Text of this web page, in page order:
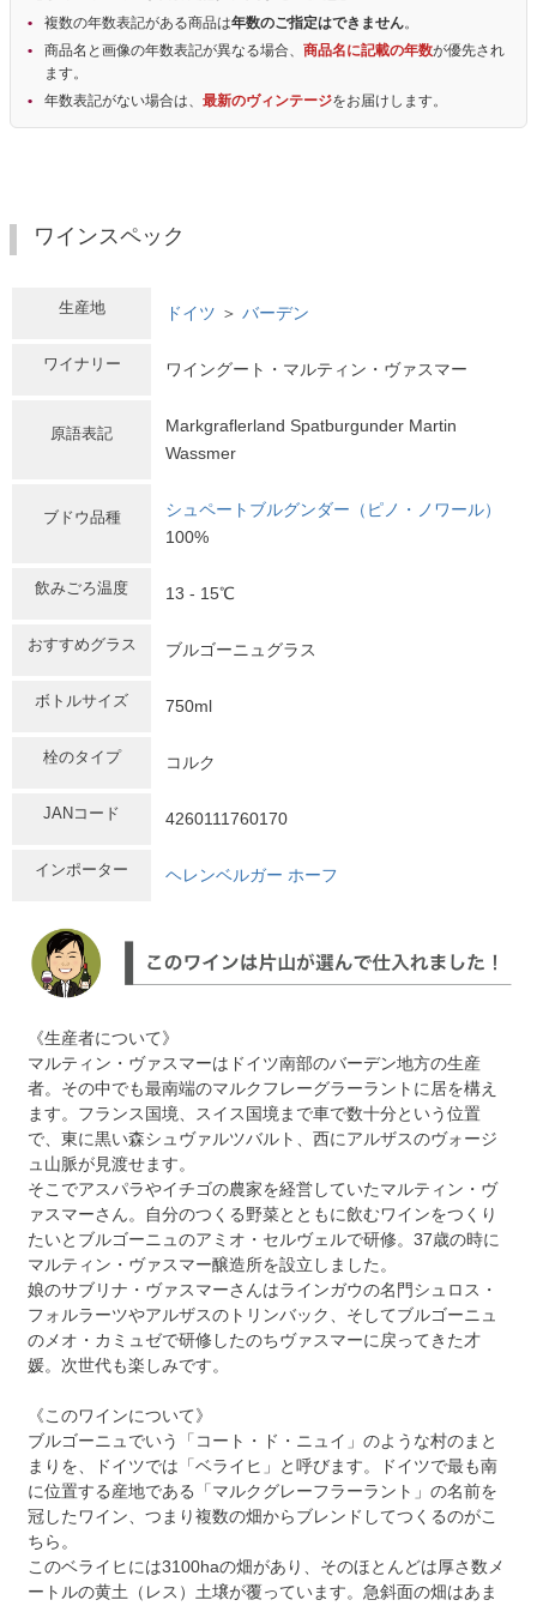
複数の年数表記がある商品は年数のご指定はできません。
商品名と画像の年数表記が異なる場合、 商品名に記載の年数が優先され
ます。
年数表記がない場合は、 最新のヴィンテージをお届けします。
ワインスペック
生産地 ドイツ ＞ バーデン
ワイナリー ワイングート・マルティン・ヴァスマー
原語表記
Markgraflerland Spatburgunder Martin
Wassmer
ブドウ品種
シュペートブルグンダー（ピノ・ノワール）
100%
飲みごろ温度 13 - 15℃
おすすめグラス ブルゴーニュグラス
ボトルサイズ 750ml
栓のタイプ コルク
JANコード 4260111760170
インポーター ヘレンベルガー ホーフ
《生産者について》
マルティン・ヴァスマーはドイツ南部のバーデン地方の生産
者。その中でも最南端のマルクフレーグラーラントに居を構え
ます。フランス国境、スイス国境まで車で数十分という位置
で、東に黒い森シュヴァルツバルト、西にアルザスのヴォージ
ュ山脈が見渡せます。
そこでアスパラやイチゴの農家を経営していたマルティン・ヴ
ァスマーさん。自分のつくる野菜とともに飲むワインをつくり
たいとブルゴーニュのアミオ・セルヴェルで研修。37歳の時に
マルティン・ヴァスマー醸造所を設立しました。
娘のサブリナ・ヴァスマーさんはラインガウの名門シュロス・
フォルラーツやアルザスのトリンバック、そしてブルゴーニュ
のメオ・カミュゼで研修したのちヴァスマーに戻ってきた才
媛。次世代も楽しみです。
《このワインについて》
ブルゴーニュでいう「コート・ド・ニュイ」のような村のまと
まりを、ドイツでは「ベライヒ」と呼びます。ドイツで最も南
に位置する産地である「マルクグレーフラーラント」の名前を
冠したワイン、つまり複数の畑からブレンドしてつくるのがこ
ちら。
このベライヒには3100haの畑があり、そのほとんどは厚さ数メ
ートルの黄土（レス）土壌が覆っています。急斜面の畑はあま